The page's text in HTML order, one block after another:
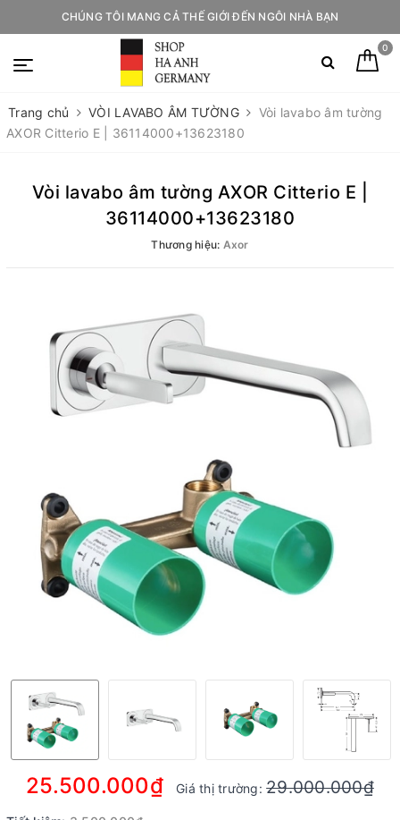
CHÚNG TÔI MANG CẢ THẾ GIỚI ĐẾN NGÔI NHÀ BẠN
0
Trang chủ VÒI LAVABO ÂM TƯỜNG
Vòi lavabo âm tường
AXOR Citterio E | 36114000+13623180
Vòi lavabo âm tường AXOR Citterio E |
36114000+13623180
Thương hiệu: Axor
25.500.000₫ Giá thị trường:29.000.000₫